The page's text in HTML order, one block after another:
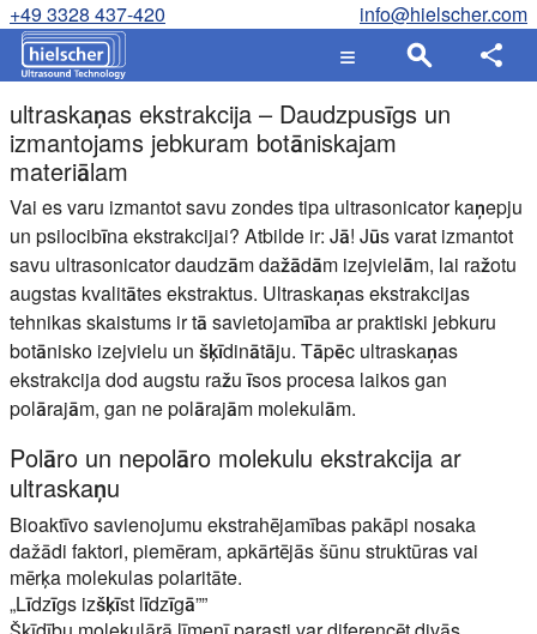
+49 3328 437-420 info@hielscher.com
ultraskaņas ekstrakcija – Daudzpusīgs un
izmantojams jebkuram botāniskajam
materiālam
Vai es varu izmantot savu zondes tipa ultrasonicator kaņepju
un psilocibīna ekstrakcijai? Atbilde ir: Jā! Jūs varat izmantot
savu ultrasonicator daudzām dažādām izejvielām, lai ražotu
augstas kvalitātes ekstraktus. Ultraskaņas ekstrakcijas
tehnikas skaistums ir tā savietojamība ar praktiski jebkuru
botānisko izejvielu un šķīdinātāju. Tāpēc ultraskaņas
ekstrakcija dod augstu ražu īsos procesa laikos gan
polārajām, gan ne polārajām molekulām.
Polāro un nepolāro molekulu ekstrakcija ar
ultraskaņu
Bioaktīvo savienojumu ekstrahējamības pakāpi nosaka
dažādi faktori, piemēram, apkārtējās šūnu struktūras vai
mērķa molekulas polaritāte.
„Līdzīgs izšķīst līdzīgā””